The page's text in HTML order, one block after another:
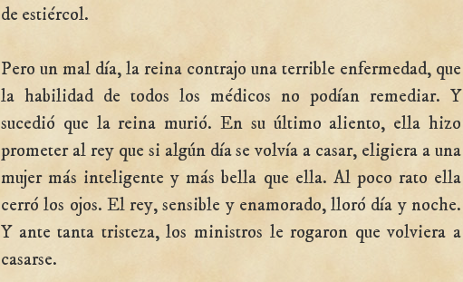
de estiércol.
Pero un mal día, la reina contrajo una terrible enfermedad, que
la habilidad de todos los médicos no podían remediar. Y
sucedió que la reina murió. En su último aliento, ella hizo
prometer al rey que si algún día se volvía a casar, eligiera a una
mujer más inteligente y más bella que ella. Al poco rato ella
cerró los ojos. El rey, sensible y enamorado, lloró día y noche.
Y ante tanta tristeza, los ministros le rogaron que volviera a
casarse.